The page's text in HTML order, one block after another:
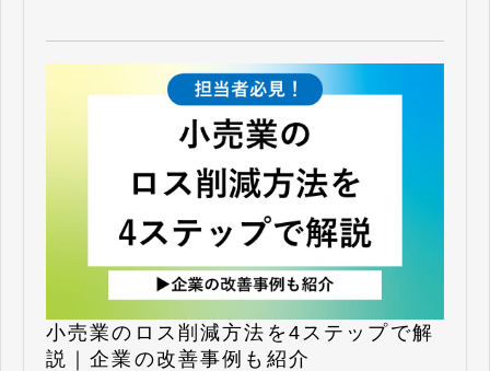
小売業のロス削減方法を4ステップで解
説｜企業の改善事例も紹介